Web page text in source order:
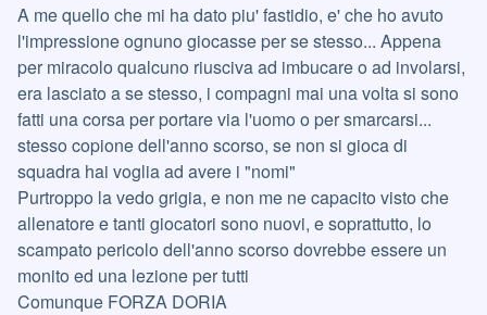
A me quello che mi ha dato piu' fastidio, e' che ho avuto
l'impressione ognuno giocasse per se stesso... Appena
per miracolo qualcuno riusciva ad imbucare o ad involarsi,
era lasciato a se stesso, i compagni mai una volta si sono
fatti una corsa per portare via l'uomo o per smarcarsi...
stesso copione dell'anno scorso, se non si gioca di
squadra hai voglia ad avere i "nomi"
Purtroppo la vedo grigia, e non me ne capacito visto che
allenatore e tanti giocatori sono nuovi, e soprattutto, lo
scampato pericolo dell'anno scorso dovrebbe essere un
monito ed una lezione per tutti
Comunque FORZA DORIA